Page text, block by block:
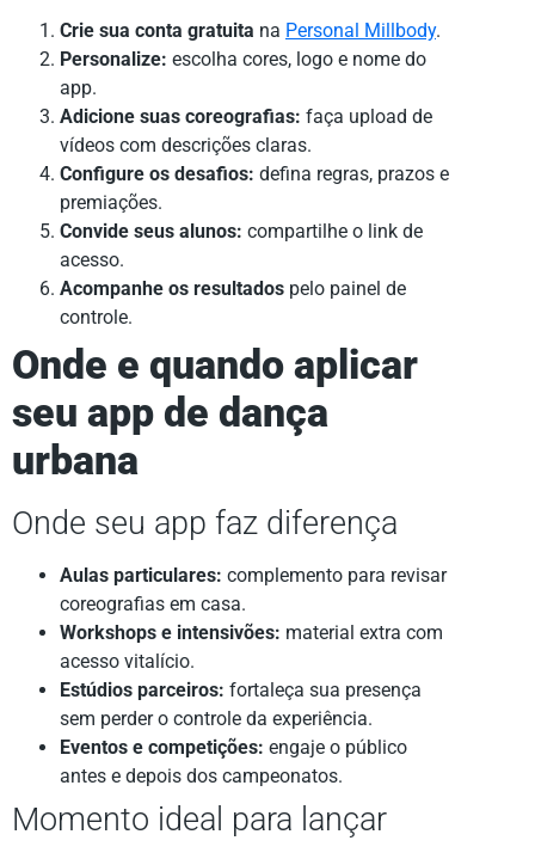
Crie sua conta gratuita na Personal Millbody.
Personalize: escolha cores, logo e nome do
app.
Adicione suas coreografias: faça upload de
vídeos com descrições claras.
Configure os desafios: defina regras, prazos e
premiações.
Convide seus alunos: compartilhe o link de
acesso.
Acompanhe os resultados pelo painel de
controle.
Onde e quando aplicar
seu app de dança
urbana
Onde seu app faz diferença
Aulas particulares: complemento para revisar
coreografias em casa.
Workshops e intensivões: material extra com
acesso vitalício.
Estúdios parceiros: fortaleça sua presença
sem perder o controle da experiência.
Eventos e competições: engaje o público
antes e depois dos campeonatos.
Momento ideal para lançar